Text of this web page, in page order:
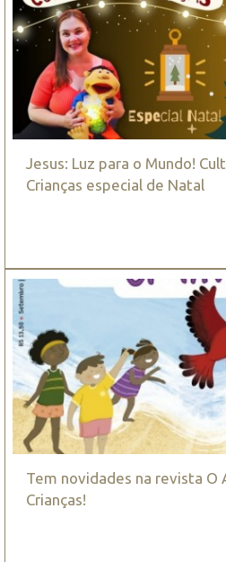
Jesus: Luz para o Mundo!
Crianças especial de Natal
Tem novidades na revista O
Crianças!